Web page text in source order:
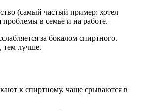
(самый частый пример: хотел
проблемы в семье и на работе.
за бокалом спиртного.
тем лучше.
к спиртному, чаще срываются в